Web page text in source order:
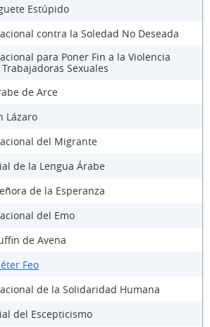
Estúpido
contra la Soledad No Deseada
para Poner Fin a la Violencia
Sexuales
de Arce
Lázaro
del Migrante
de la Lengua Árabe
de la Esperanza
del Emo
de Avena
Feo
de la Solidaridad Humana
del Escepticismo